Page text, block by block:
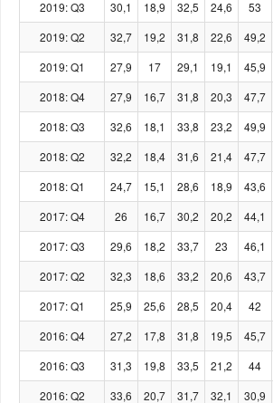
2019: Q3
30,1 18,9 32,5 24,6 53
2019: Q2
32,7 19,2 31,8 22,6 49,2
2019: Q1
27,9 17 29,1 19,1 45,9
2018: Q4
27,9 16,7 31,8 20,3 47,7
2018: Q3
32,6 18,1 33,8 23,2 49,9
2018: Q2
32,2 18,4 31,6 21,4 47,7
2018: Q1
24,7 15,1 28,6 18,9 43,6
2017: Q4
26 16,7 30,2 20,2 44,1
2017: Q3
29,6 18,2 33,7 23 46,1
2017: Q2
32,3 18,6 33,2 20,6 43,7
2017: Q1
25,9 25,6 28,5 20,4 42
2016: Q4
27,2 17,8 31,8 19,5 45,7
2016: Q3
31,3 19,8 33,5 21,2 44
2016: Q2
33,6 20,7 31,7 32,1 30,9